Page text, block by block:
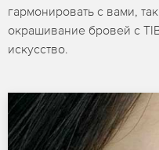
гармонировать с вами,
окрашивание бровей с
искусство.